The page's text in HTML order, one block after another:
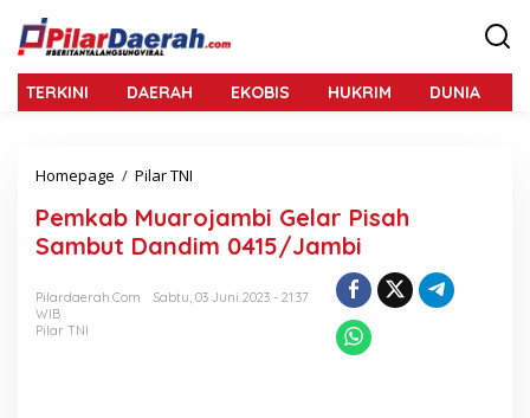
TERKINI DAERAH EKOBIS HUKRIM DUNIA
Homepage / Pilar TNI
m
k
a
M
Pemkab Muarojambi Gelar Pisah
Sambut Dandim 0415/Jambi
Pilardaerah.com
Sabtu, 03 Juni 2023 - 21:37
WIB
Pilar TNI